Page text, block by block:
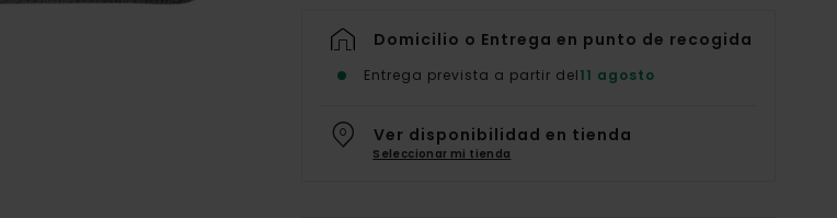
Domicilio o Entrega en punto de recogida
Entrega prevista a partir del11 agosto
Ver disponibilidad en tienda
Seleccionar mi tienda